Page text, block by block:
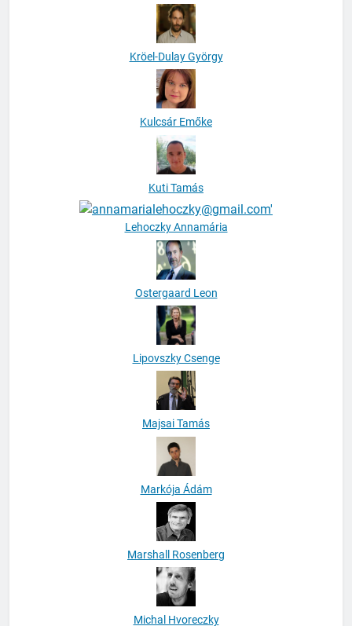
Kröel-Dulay György
Kulcsár Emőke
Kuti Tamás
Lehoczky Annamária
Ostergaard Leon
Lipovszky Csenge
Majsai Tamás
Markója Ádám
Marshall Rosenberg
Michal Hvoreczky